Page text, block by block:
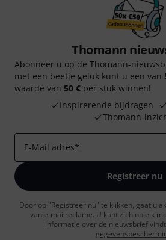
Thomann
Abonneer u op de Thomann-
met een beetje geluk kunt u een van
waarde van 50 € per stuk winnen!
Inspirerende bijdragen
Thomann-
E-Mail adres*
Registreer nu
Door op "Registreer nu" te klikken, gaat u
van e-mailreclame. U kunt zich op elk
informatie over de nieuwsbrief